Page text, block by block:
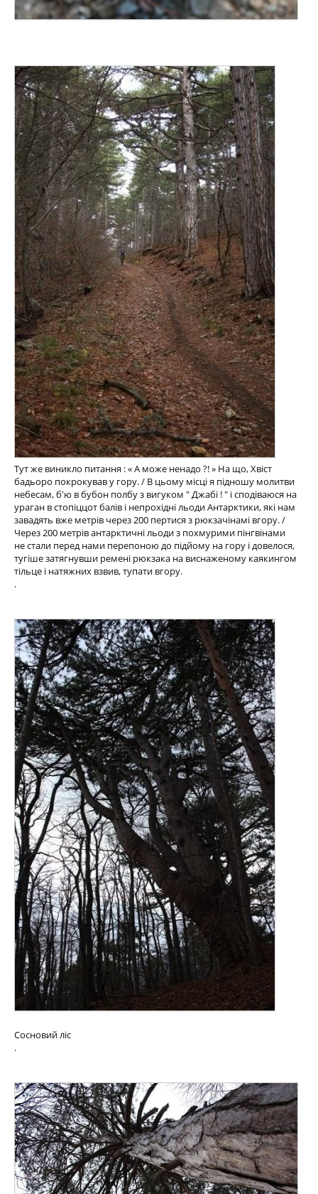
Тут же виникло питання : « А може ненадо ?! » На що, Хвіст
бадьоро покрокував у гору. / В цьому місці я підношу молитви
небесам, б'ю в бубон полбу з вигуком " Джабі ! " і сподіваюся на
ураган в стопіццот балів і непрохідні льоди Антарктики, які нам
завадять вже метрів через 200 пертися з рюкзачінамі вгору. /
Через 200 метрів антарктичні льоди з похмурими пінгвінами
не стали перед нами перепоною до підйому на гору і довелося,
тугіше затягнувши ремені рюкзака на виснаженому каякингом
тільце і натяжних взвив, тупати вгору.
.
Сосновий ліс
.